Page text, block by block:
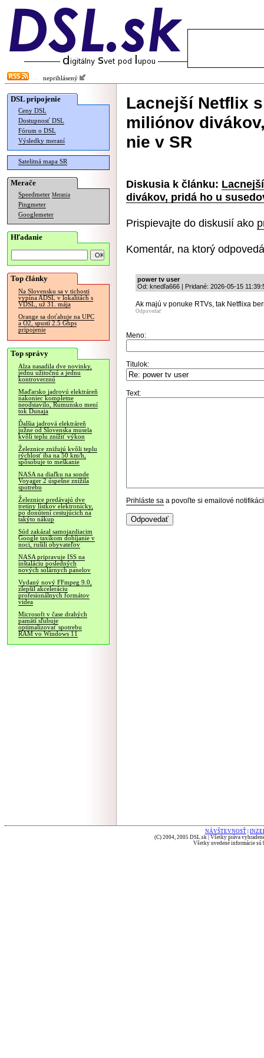
neprihlásený
DSL pripojenie
Ceny DSL
Dostupnosť DSL
Fórum o DSL
Výsledky meraní
Satelitná mapa SR
Merače
Speedmeter Merania
Pingmeter
Googlemeter
Hľadanie
Top články
Na Slovensku sa v tichosti
vypína ADSL v lokalitách s
VDSL, už 31. mája
Orange sa doťahuje na UPC
a O2, spustí 2.5 Gbps
pripojenie
Top správy
Alza nasadila dve novinky,
jednu užitočnú a jednu
kontroverznú
Maďarsko jadrovú elektráreň
nakoniec kompletne
neodstavilo, Rumunsko mení
tok Dunaja
Ďalšia jadrová elektráreň
južne od Slovenska musela
kvôli teplu znížiť výkon
Železnice znižujú kvôli teplu
rýchlosť iba na 50 km/h,
spôsobuje to meškanie
NASA na diaľku na sonde
Voyager 2 úspešne znížila
spotrebu
Železnice predávajú dve
tretiny lístkov elektronicky,
po donútení cestujúcich na
takýto nákup
Súd zakázal samojazdiacim
Google taxíkom dobíjanie v
noci, rušili obyvateľov
NASA pripravuje ISS na
inštaláciu posledných
nových solárnych panelov
Vydaný nový FFmpeg 9.0,
zlepšil akceleráciu
profesionálnych formátov
videa
Microsoft v čase drahých
pamätí sľubuje
optimalizovať spotrebu
RAM vo Windows 11
Lacnejší Netflix
miliónov
nie v SR
Diskusia k článku:
divákov, pridá ho u
Prispievajte do diskusií ako
Komentár, na ktorý
power tv user
Od: knedľa666 | Pridané: 2026-05-15
Ak majú v ponuke RTVs, tak Netflixa
Odpovedať
Meno:
Titulok:
Text:
Prihláste sa a povoľte si emailové
NÁVŠTEVNOSŤ
(C) 2004, 2005 DSL.sk | Všetky práva
Všetky uvedené informácie sú